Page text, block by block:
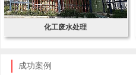
化工废水处理
成功案例